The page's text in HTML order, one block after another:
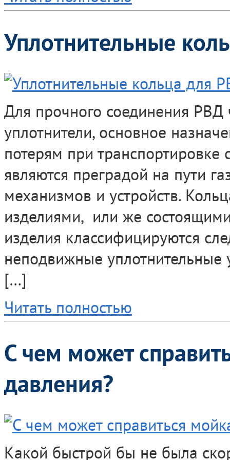
Уплотнительные
Для прочного соединения
уплотнители, основное
потерям при транспортировке
являются преградой на пути
механизмов и устройств.
изделиями, или же
изделия классифицируются
неподвижные уплотнительные
[…]
Читать полностью
С чем может
давления?
Какой быстрой бы не была